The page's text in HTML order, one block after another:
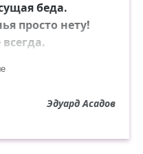
беда.
просто нету!
раздражаться
разобраться, —
велико!
Эдуард Асадов